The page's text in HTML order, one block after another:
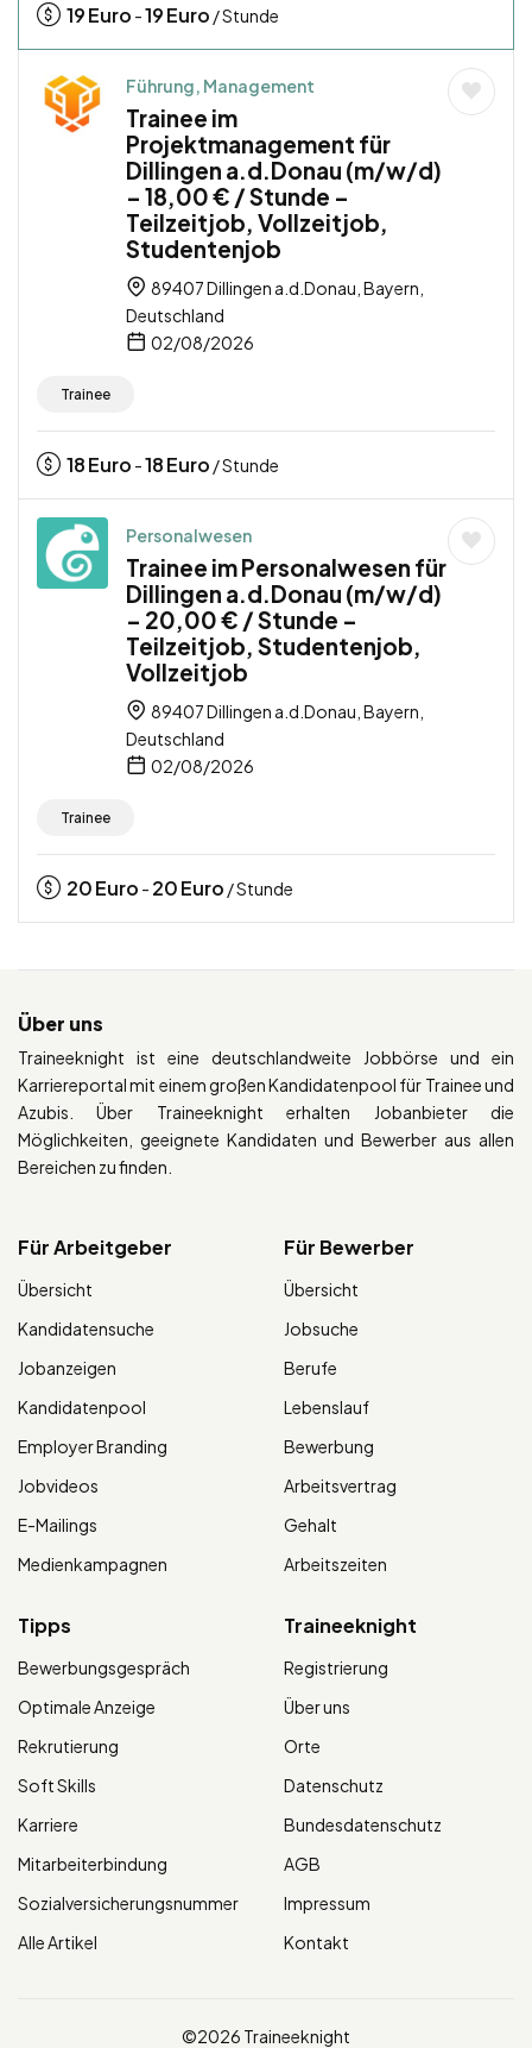
19Euro -19Euro / Stunde
Führung, Management
Trainee im
Projektmanagement für
Dillingen a.d.Donau (m/w/d)
– 18,00 € / Stunde –
Teilzeitjob, Vollzeitjob,
Studentenjob
89407 Dillingen a.d.Donau, Bayern,
Deutschland
02/08/2026
Trainee
18Euro -18Euro / Stunde
Personalwesen
Trainee im Personalwesen für
Dillingen a.d.Donau (m/w/d)
– 20,00 € / Stunde –
Teilzeitjob, Studentenjob,
Vollzeitjob
89407 Dillingen a.d.Donau, Bayern,
Deutschland
02/08/2026
Trainee
20Euro - 20Euro / Stunde
Über uns
Traineeknight ist eine deutschlandweite Jobbörse und ein
Karriereportal mit einem großen Kandidatenpool für Trainee und
Azubis. Über Traineeknight erhalten Jobanbieter die
Möglichkeiten, geeignete Kandidaten und Bewerber aus allen
Bereichen zu finden.
Für Arbeitgeber
Übersicht
Kandidatensuche
Jobanzeigen
Kandidatenpool
Employer Branding
Jobvideos
E-Mailings
Medienkampagnen
Für Bewerber
Übersicht
Jobsuche
Berufe
Lebenslauf
Bewerbung
Arbeitsvertrag
Gehalt
Arbeitszeiten
Tipps
Bewerbungsgespräch
Optimale Anzeige
Rekrutierung
Soft Skills
Karriere
Mitarbeiterbindung
Sozialversicherungsnummer
Alle Artikel
Traineeknight
Registrierung
Über uns
Orte
Datenschutz
Bundesdatenschutz
AGB
Impressum
Kontakt
©2026 Traineeknight